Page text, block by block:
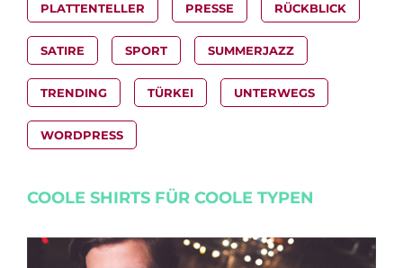
PLATTENTELLER PRESSE RÜCKBLICK
SATIRE SPORT SUMMERJAZZ
TRENDING TÜRKEI UNTERWEGS
WORDPRESS
COOLE SHIRTS FÜR COOLE TYPEN